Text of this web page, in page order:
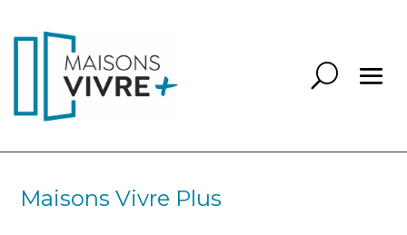
Maisons Vivre Plus